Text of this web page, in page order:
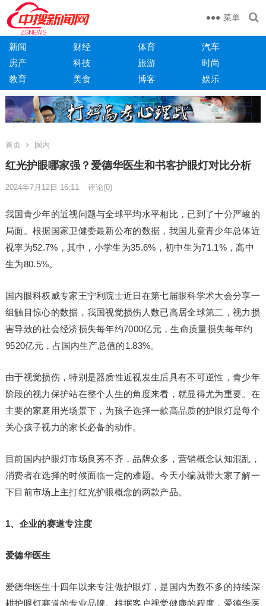
菜单
新闻 财经 体育
汽车
房产
科技 旅游
时尚
教育
美食 博客 娱乐
首页 国内
红光护眼哪家强？爱德华医生和书客护眼灯对比分析
2024年7月12日 16:11 评论(0)
我国青少年的近视问题与全球平均水平相比，已到了十分严峻的
局面。根据国家卫健委最新公布的数据，我国儿童青少年总体近
视率为52.7%，其中，小学生为35.6%，初中生为71.1%，高中
生为80.5%。
国内眼科权威专家王宁利院士近日在第七届眼科学术大会分享一
组触目惊心的数据，我国视觉损伤人数已高居全球第二，视力损
害导致的社会经济损失每年约7000亿元，生命质量损失每年约
9520亿元，占国内生产总值的1.83%。
由于视觉损伤，特别是器质性近视发生后具有不可逆性，青少年
阶段的视力保护站在整个人生的角度来看，就显得尤为重要。在
主要的家庭用光场景下，为孩子选择一款高品质的护眼灯是每个
关心孩子视力的家长必备的动作。
目前国内护眼灯市场良莠不齐，品牌众多，营销概念认知混乱，
消费者在选择的时候面临一定的难题。今天小编就带大家了解一
下目前市场上主打红光护眼概念的两款产品。
1、企业的赛道专注度
爱德华医生
爱德华医生十四年以来专注做护眼灯，是国内为数不多的持续深
耕护眼灯赛道的专业品牌。根据客户视觉健康的程度，爱德华医